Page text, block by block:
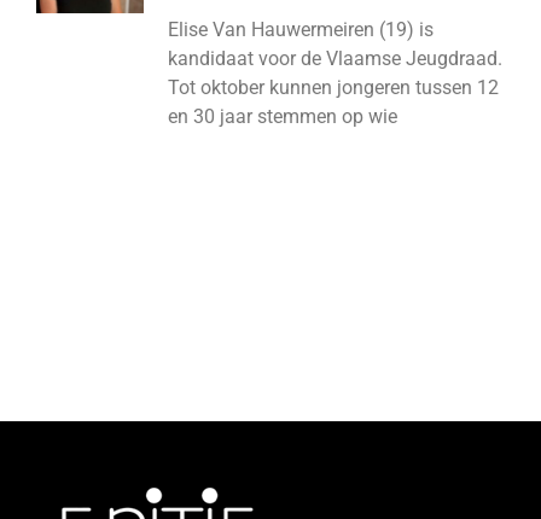
Elise Van Hauwermeiren (19) is
kandidaat voor de Vlaamse Jeugdraad.
Tot oktober kunnen jongeren tussen 12
en 30 jaar stemmen op wie